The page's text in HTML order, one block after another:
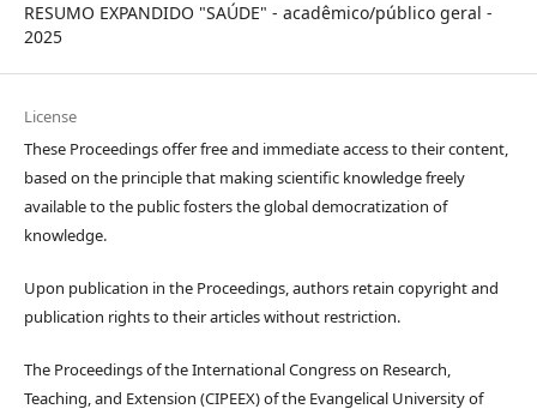
RESUMO EXPANDIDO "SAÚDE" - acadêmico/público geral -
2025
License
These Proceedings offer free and immediate access to their content,
based on the principle that making scientific knowledge freely
available to the public fosters the global democratization of
knowledge.
Upon publication in the Proceedings, authors retain copyright and
publication rights to their articles without restriction.
The Proceedings of the International Congress on Research,
Teaching, and Extension (CIPEEX) of the Evangelical University of